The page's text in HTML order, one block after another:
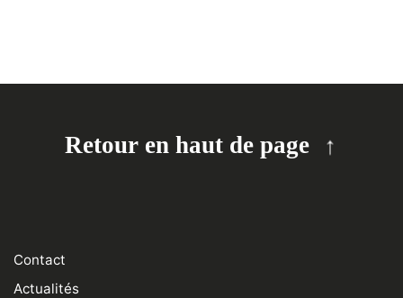
Retour en haut de page
Contact
Actualités